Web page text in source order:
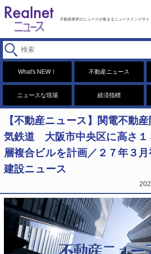
不動産業界のニュースが集まるニュースリンクサイ
What's NEW！ 不動産ニュース
ニュースな現場 経済指標
【不動産ニュース】関電不動
気鉄道 大阪市中央区に高さ１
層複合ビルを計画／２７年３月
建設ニュース